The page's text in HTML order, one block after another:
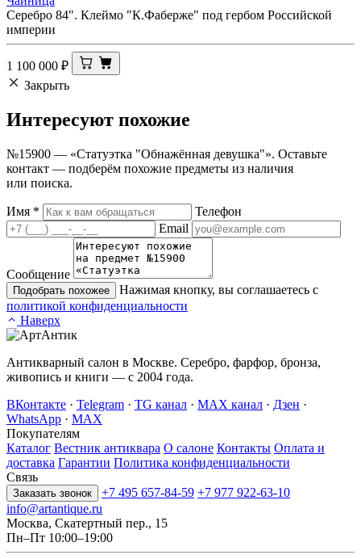
Серебро 84". Клеймо "К.Фаберже" под гербом Российской
империи
1 100 000 ₽
Закрыть
Интересуют похожие
№15900 — «Статуэтка "Обнажённая девушка"». Оставьте
контакт — подберём похожие предметы из наличия
или поиска.
Имя *
Телефон
Email
Сообщение
Подобрать похожее
Нажимая кнопку, вы соглашаетесь с
политикой конфиденциальности
Наверх
Антикварный салон в Москве. Серебро, фарфор, бронза,
живопись и книги — с 2004 года.
ВКонтакте · Telegram · TG канал · MAX канал · Дзен ·
WhatsApp · MAX
Покупателям
Каталог Вестник антиквара О салоне Контакты Оплата и
доставка Гарантии Политика конфиденциальности
Связь
Заказать звонок +7 495 657-84-59 +7 977 922-63-10
info@artantique.ru
Москва, Скатертный пер., 15
Пн–Пт 10:00–19:00